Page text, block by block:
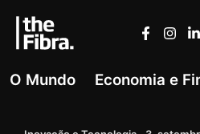
O Mundo Economia e